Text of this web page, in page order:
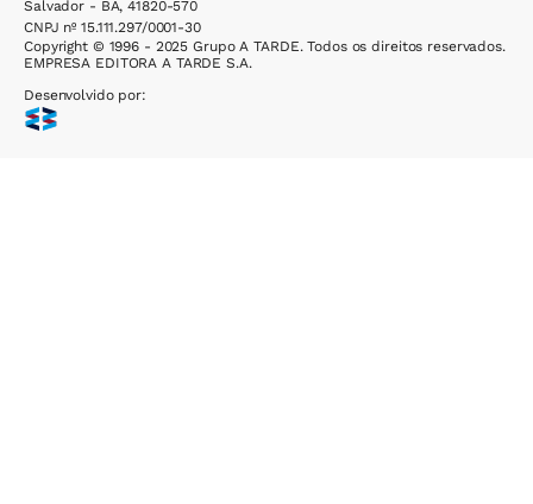
Salvador - BA, 41820-570
CNPJ nº 15.111.297/0001-30
Copyright © 1996 - 2025 Grupo A TARDE. Todos os direitos reservados.
EMPRESA EDITORA A TARDE S.A.
Desenvolvido por: